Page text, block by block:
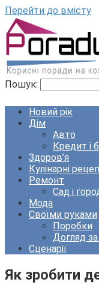
Перейти до вмісту
Пошук:
Новий рік
Дім
Авто
Кредит і
Здоров’я
Кулінарні
Ремонт
Сад і
Мода
Своїми руками
Поробки
Догляд
Сценарії
Як зробити